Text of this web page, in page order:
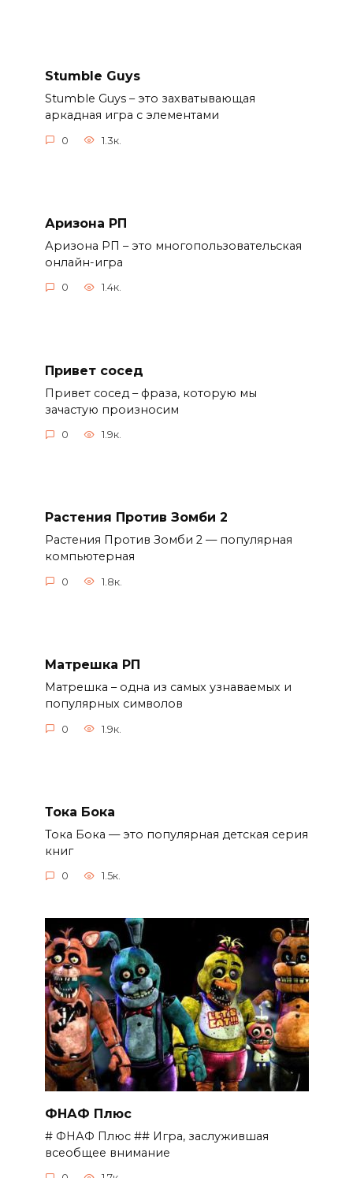
Stumble Guys
Stumble Guys – это захватывающая
аркадная игра с элементами
0 1.3к.
Аризона РП
Аризона РП – это многопользовательская
онлайн-игра
0 1.4к.
Привет сосед
Привет сосед – фраза, которую мы
зачастую произносим
0 1.9к.
Растения Против Зомби 2
Растения Против Зомби 2 — популярная
компьютерная
0 1.8к.
Матрешка РП
Матрешка – одна из самых узнаваемых и
популярных символов
0 1.9к.
Тока Бока
Тока Бока — это популярная детская серия
книг
0 1.5к.
ФНАФ Плюс
# ФНАФ Плюс ## Игра, заслужившая
всеобщее внимание